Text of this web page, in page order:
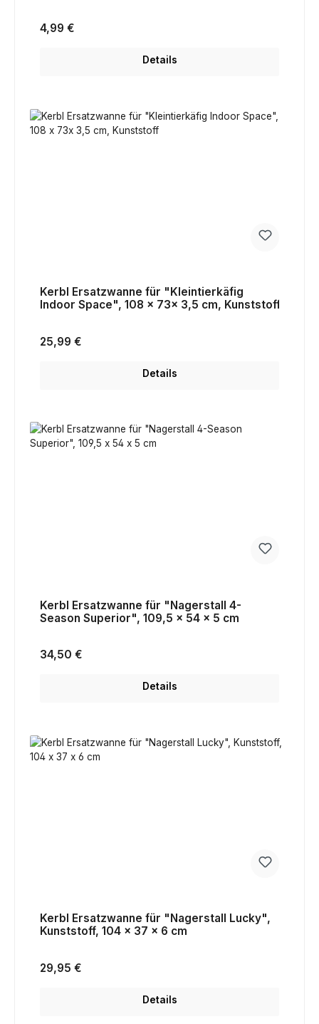
Regulärer Preis:
4,99 €
Details
Kerbl Ersatzwanne für "Kleintierkäfig
Indoor Space", 108 x 73x 3,5 cm, Kunststoff
Regulärer Preis:
25,99 €
Details
Kerbl Ersatzwanne für "Nagerstall 4-
Season Superior", 109,5 x 54 x 5 cm
Regulärer Preis:
34,50 €
Details
Kerbl Ersatzwanne für "Nagerstall Lucky",
Kunststoff, 104 x 37 x 6 cm
Regulärer Preis:
29,95 €
Details